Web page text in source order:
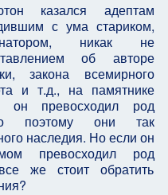
казался адептам
с ума стариком,
никак не
об авторе
закона всемирного
и т.д., на памятнике
он превосходил род
поэтому они так
наследия. Но если он
превосходил род
же стоит обратить